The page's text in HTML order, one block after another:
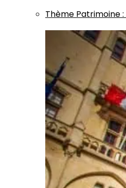
Thème Patrimoine: